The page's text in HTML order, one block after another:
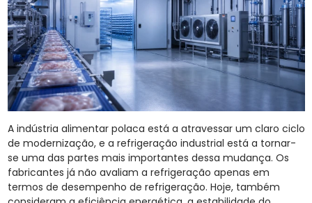
A indústria alimentar polaca está a atravessar um claro ciclo
de modernização, e a refrigeração industrial está a tornar-
se uma das partes mais importantes dessa mudança. Os
fabricantes já não avaliam a refrigeração apenas em
termos de desempenho de refrigeração. Hoje, também